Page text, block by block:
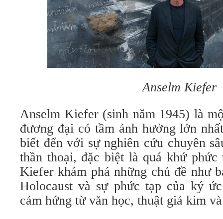
Anselm Kiefer
Anselm Kiefer (sinh năm 1945) là
đương đại có tầm ảnh hưởng lớn
biết đến với sự nghiên cứu chuyên
thần thoại, đặc biệt là quá khứ phức
Kiefer khám phá những chủ đề như
Holocaust và sự phức tạp của ký
cảm hứng từ văn học, thuật giả kim